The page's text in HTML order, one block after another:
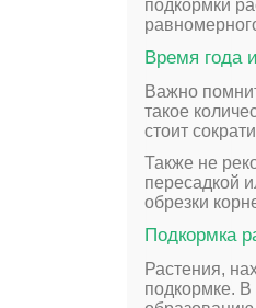
подкормки
Время года
Важно
такое
стоит
Также не
пересадкой
обрезки
Подкормка
Растения,
подкормке. В